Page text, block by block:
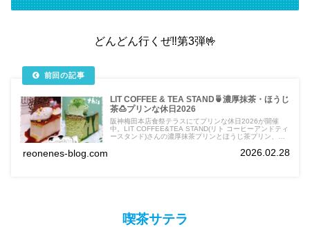
どんどん行くぜ‼️第3弾🤟
LIT COFFEE & TEA STAND🍵濃厚抹茶・ほうじ
茶🍮プリンな休日2026
阪神梅田本店食祭テラスにてプリンな休日2026が開催
中。LIT COFFEE&TEA STAND(リト コーヒーアンドティ
ースタンド)さんの濃厚抹茶プリンとほうじ茶プリン、抹
reonenes-blog.com 2026.02.28
喫茶サテラ